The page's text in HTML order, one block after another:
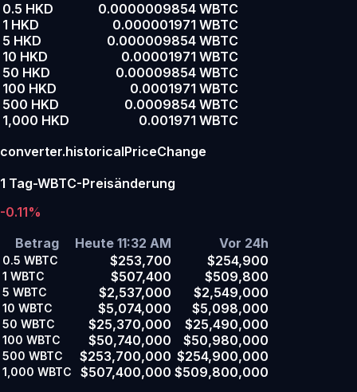
0.5 HKD
0.0000009854 WBTC
1 HKD
0.000001971 WBTC
5 HKD
0.000009854 WBTC
10 HKD
0.00001971 WBTC
50 HKD
0.00009854 WBTC
100 HKD
0.0001971 WBTC
500 HKD
0.0009854 WBTC
1,000 HKD
0.001971 WBTC
converter.historicalPriceChange
1 Tag-WBTC-Preisänderung
-0.11%
Betrag
Heute 11:32 AM Vor 24h
0.5 WBTC $253,700 $254,900
1 WBTC $507,400 $509,800
5 WBTC $2,537,000 $2,549,000
10 WBTC $5,074,000 $5,098,000
50 WBTC $25,370,000 $25,490,000
100 WBTC $50,740,000 $50,980,000
500 WBTC $253,700,000 $254,900,000
1,000 WBTC $507,400,000 $509,800,000